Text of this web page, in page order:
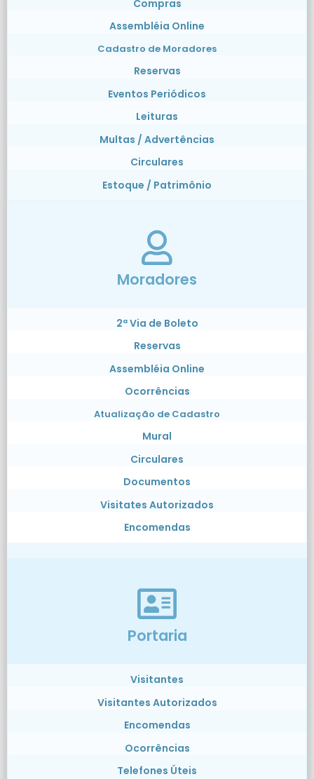
Compras
Assembléia Online
Cadastro de Moradores
Reservas
Eventos Periódicos
Leituras
Multas / Advertências
Circulares
Estoque / Patrimônio
Moradores
2ª Via de Boleto
Reservas
Assembléia Online
Ocorrências
Atualização de Cadastro
Mural
Circulares
Documentos
Visitates Autorizados
Encomendas
Portaria
Visitantes
Visitantes Autorizados
Encomendas
Ocorrências
Telefones Úteis